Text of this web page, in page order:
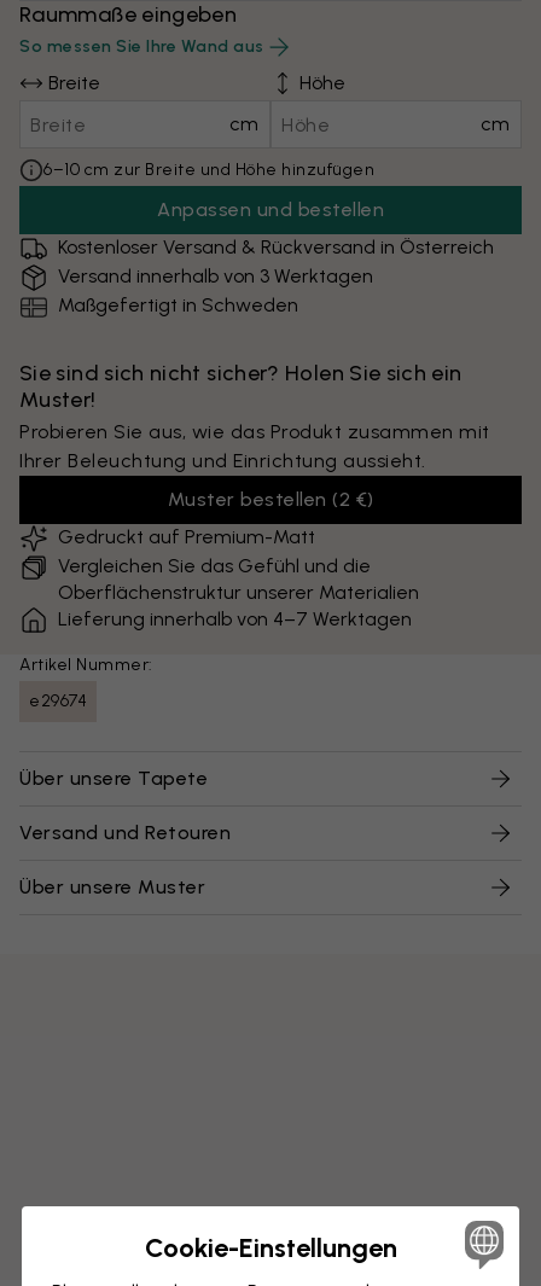
Raummaße eingeben
So messen Sie Ihre Wand aus
Breite
cm
Höhe
cm
6–10 cm zur Breite und Höhe hinzufügen
Anpassen und bestellen
Kostenloser Versand & Rückversand in Österreich
Versand innerhalb von 3 Werktagen
Maßgefertigt in Schweden
Sie sind sich nicht sicher? Holen Sie sich ein
Muster!
Probieren Sie aus, wie das Produkt zusammen mit
Ihrer Beleuchtung und Einrichtung aussieht.
Muster bestellen (2 €)
Gedruckt auf Premium-Matt
Vergleichen Sie das Gefühl und die
Oberflächenstruktur unserer Materialien
Lieferung innerhalb von 4–7 Werktagen
Artikel Nummer:
e29674
Über unsere Tapete
Versand und Retouren
Über unsere Muster
Cookie-Einstellungen